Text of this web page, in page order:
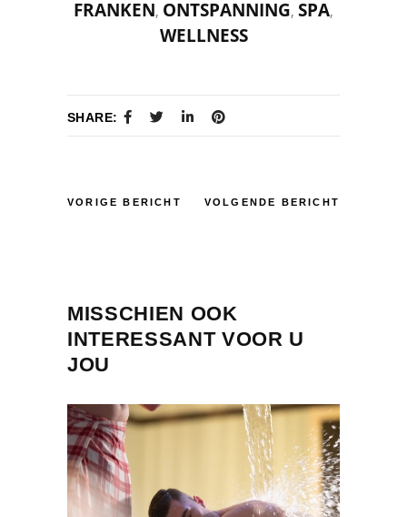
FRANKEN, ONTSPANNING, SPA,
WELLNESS
SHARE:
VORIGE BERICHT VOLGENDE BERICHT
MISSCHIEN OOK
INTERESSANT VOOR U
JOU